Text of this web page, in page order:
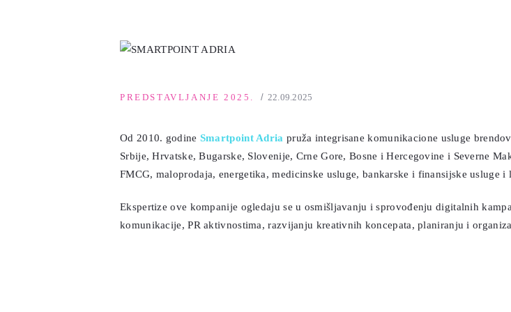
PREDSTAVLJANJE 2025. 22.09.2025
Оd 2010. godine Smartpoint Adria pruža integrisane komunikacione usluge
Srbije, Hrvatske, Bugarske, Slovenije, Crne Gore, Bosne i Hercegovine i Severne
FMCG, maloprodaja, energetika, medicinske usluge, bankarske i finansijske usluge i
Ekspertize ove kompanije ogledaju se u osmišljavanju i sprovođenju digitalnih
komunikacije, PR aktivnostima, razvijanju kreativnih koncepata, planiranju i